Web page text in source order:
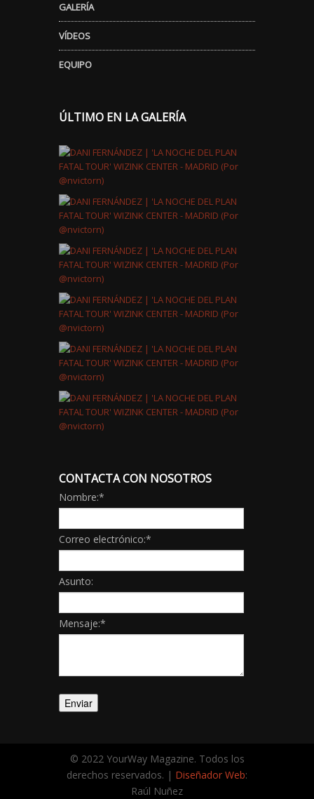
GALERÍA
VÍDEOS
EQUIPO
ÚLTIMO EN LA GALERÍA
CONTACTA CON NOSOTROS
Nombre:*
Correo electrónico:*
Asunto:
Mensaje:*
© 2022 YourWay Magazine. Todos los
derechos reservados. | Diseñador Web:
Raúl Nuñez